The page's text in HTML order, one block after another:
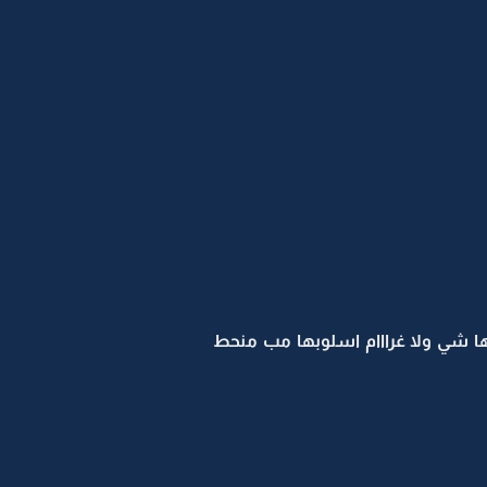
شي ولا غرااام اسلوبها مب منحط